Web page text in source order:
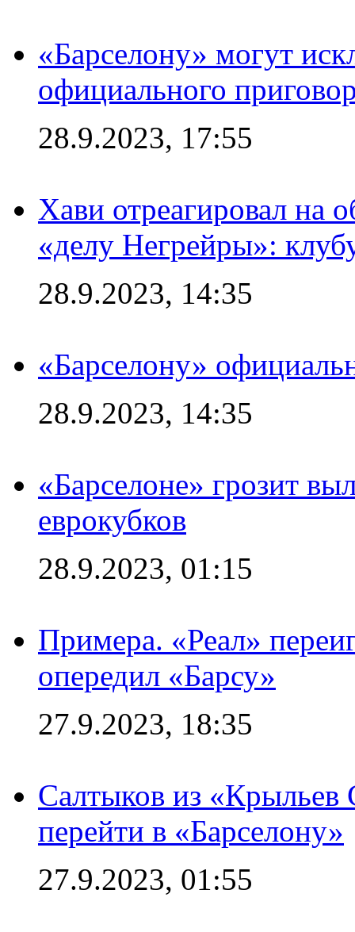
«Барселону» могут
официального
28.9.2023, 17:55
Хави отреагировал на
«делу Негрейры»:
28.9.2023, 14:35
«Барселону»
28.9.2023, 14:35
«Барселоне» грозит
еврокубков
28.9.2023, 01:15
Примера. «Реал»
опередил «Барсу»
27.9.2023, 18:35
Салтыков из «Крыльев
перейти в «Барселону»
27.9.2023, 01:55